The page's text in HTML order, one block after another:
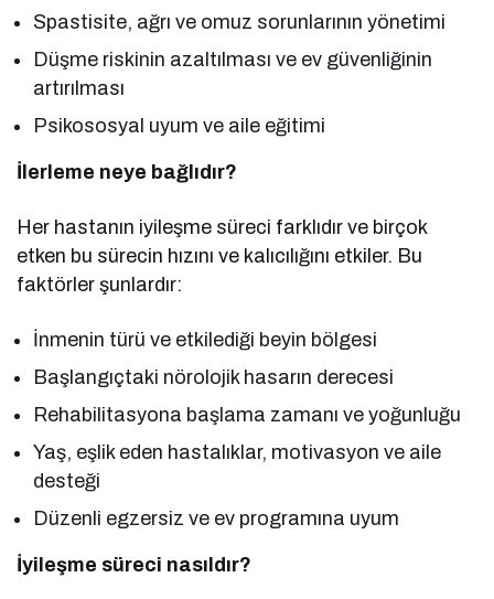
Spastisite, ağrı ve omuz sorunlarının yönetimi
Düşme riskinin azaltılması ve ev güvenliğinin
artırılması
Psikososyal uyum ve aile eğitimi
İlerleme neye bağlıdır?
Her hastanın iyileşme süreci farklıdır ve birçok
etken bu sürecin hızını ve kalıcılığını etkiler. Bu
faktörler şunlardır:
İnmenin türü ve etkilediği beyin bölgesi
Başlangıçtaki nörolojik hasarın derecesi
Rehabilitasyona başlama zamanı ve yoğunluğu
Yaş, eşlik eden hastalıklar, motivasyon ve aile
desteği
Düzenli egzersiz ve ev programına uyum
İyileşme süreci nasıldır?